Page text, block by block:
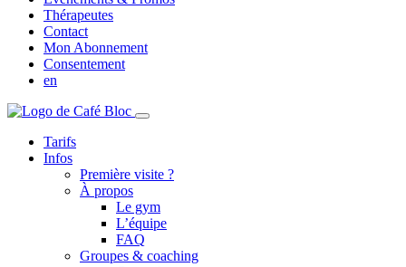
Thérapeutes
Contact
Mon Abonnement
Consentement
en
Tarifs
Infos
Première visite ?
À propos
Le gym
L’équipe
FAQ
Groupes & coaching